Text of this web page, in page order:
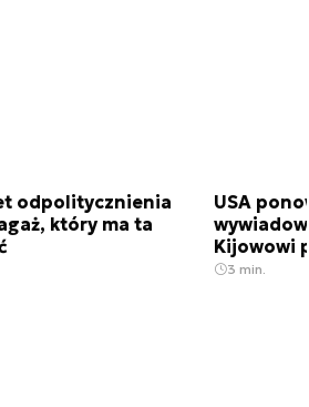
odpolitycznienia
który ma ta
USA
Kijowowi
3 min.